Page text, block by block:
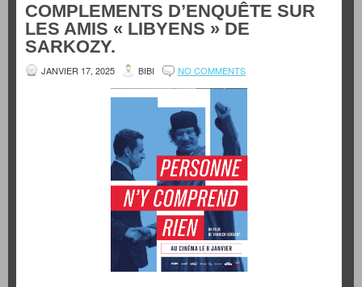
COMPLEMENTS D’ENQUÊTE SUR
LES AMIS « LIBYENS » DE
SARKOZY.
JANVIER 17, 2025 BIBI NO COMMENTS